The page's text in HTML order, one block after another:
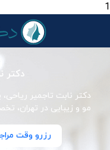
1
دکتر
دکتر نابت تاجمیر
مو و زیبایی در تهران،
رزرو وقت